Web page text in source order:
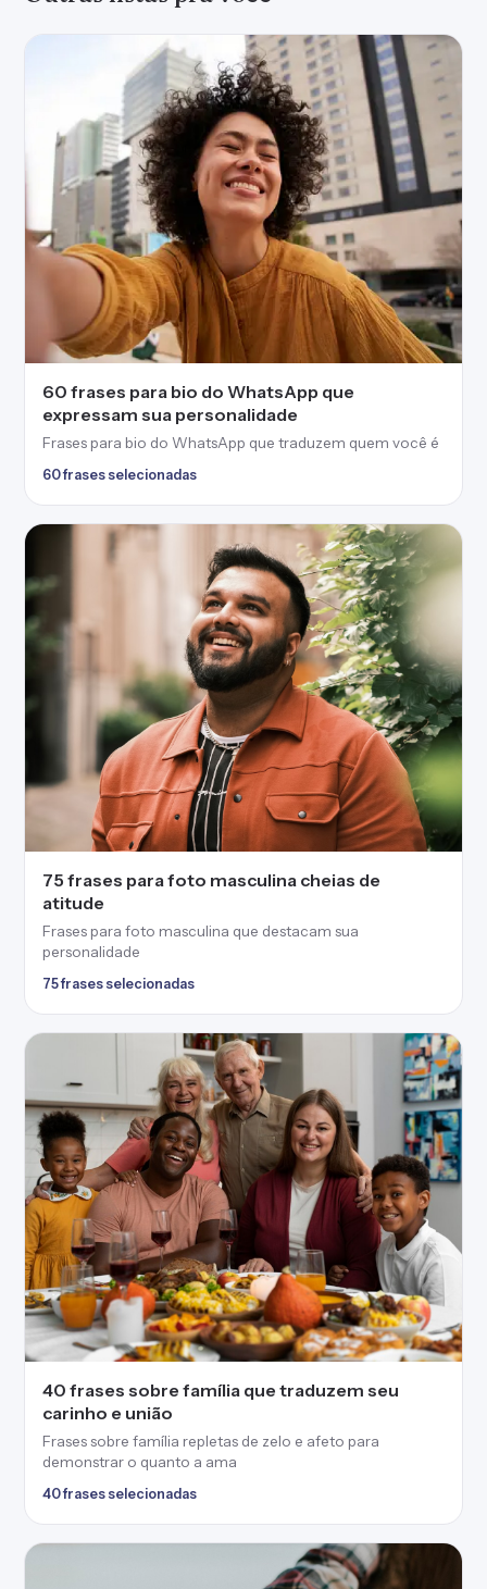
60 frases para bio do WhatsApp que
expressam sua personalidade
Frases para bio do WhatsApp que traduzem quem você é
60 frases selecionadas
75 frases para foto masculina cheias de
atitude
Frases para foto masculina que destacam sua
personalidade
75 frases selecionadas
40 frases sobre família que traduzem seu
carinho e união
Frases sobre família repletas de zelo e afeto para
demonstrar o quanto a ama
40 frases selecionadas
65 frases de amor profundas para espalhar